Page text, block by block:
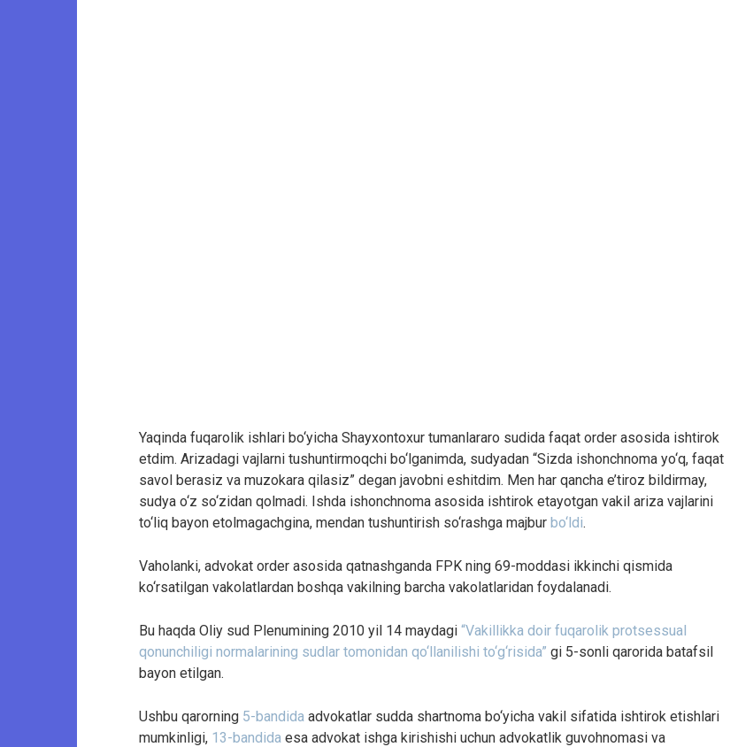
Yaqinda fuqarolik ishlari bo‘yicha Shayxontoxur tumanlararo sudida faqat order asosida ishtirok
etdim. Arizadagi vajlarni tushuntirmoqchi bo‘lganimda, sudyadan “Sizda ishonchnoma yo‘q, faqat
savol berasiz va muzokara qilasiz” degan javobni eshitdim. Men har qancha e’tiroz bildirmay,
sudya o‘z so‘zidan qolmadi. Ishda ishonchnoma asosida ishtirok etayotgan vakil ariza vajlarini
to‘liq bayon etolmagachgina, mendan tushuntirish so‘rashga majbur bo‘ldi.
Vaholanki, advokat order asosida qatnashganda FPK ning 69-moddasi ikkinchi qismida
ko‘rsatilgan vakolatlardan boshqa vakilning barcha vakolatlaridan foydalanadi.
Bu haqda Oliy sud Plenumining 2010 yil 14 maydagi “Vakillikka doir fuqarolik protsessual
qonunchiligi normalarining sudlar tomonidan qo‘llanilishi to‘g‘risida” gi 5-sonli qarorida batafsil
bayon etilgan.
Ushbu qarorning 5-bandida advokatlar sudda shartnoma bo‘yicha vakil sifatida ishtirok etishlari
mumkinligi, 13-bandida esa advokat ishga kirishishi uchun advokatlik guvohnomasi va